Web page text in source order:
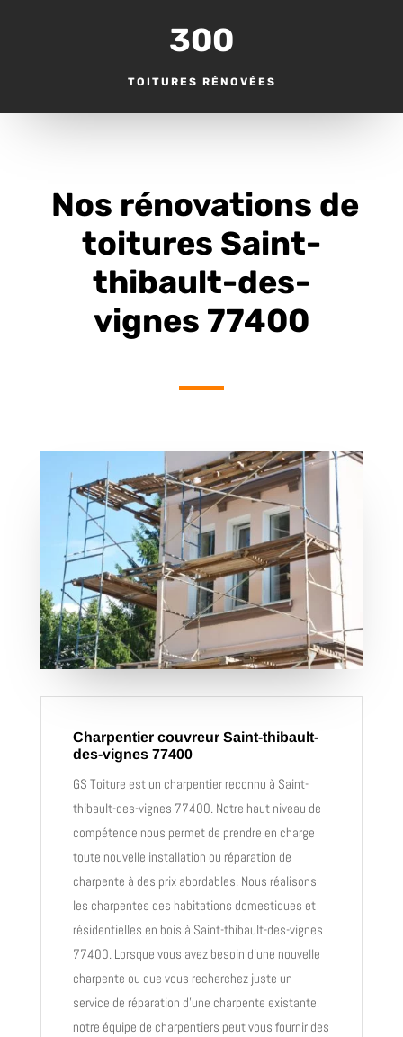
300
TOITURES RÉNOVÉES
Nos rénovations de
toitures Saint-
thibault-des-
vignes 77400
Charpentier couvreur Saint-thibault-
des-vignes 77400
GS Toiture est un charpentier reconnu à Saint-
thibault-des-vignes 77400. Notre haut niveau de
compétence nous permet de prendre en charge
toute nouvelle installation ou réparation de
charpente à des prix abordables. Nous réalisons
les charpentes des habitations domestiques et
résidentielles en bois à Saint-thibault-des-vignes
77400. Lorsque vous avez besoin d’une nouvelle
charpente ou que vous recherchez juste un
service de réparation d’une charpente existante,
notre équipe de charpentiers peut vous fournir des